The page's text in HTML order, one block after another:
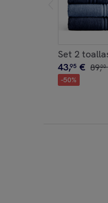
Set 2
43,95 € 89,00
-50%